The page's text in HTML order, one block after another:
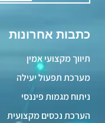
כתבות אחרונות
תיווך מקצועי אמין
מערכת תפעול יעילה
ניתוח מגמות פיננסי
הערכת נכסים מקצועית